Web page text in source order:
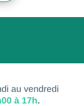
au vendredi
à 17h.